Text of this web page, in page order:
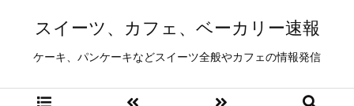
スイーツ、カフェ、ベーカリー速報
ケーキ、パンケーキなどスイーツ全般やカフェの情報発信